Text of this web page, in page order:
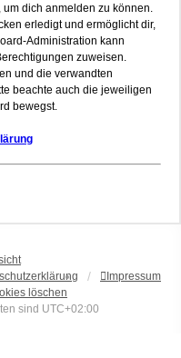
um dich anmelden zu können.
erledigt und ermöglicht dir,
Administration kann
zuweisen.
und die verwandten
beachte auch die jeweiligen
bewegst.
Impressum
löschen
sind UTC+02:00